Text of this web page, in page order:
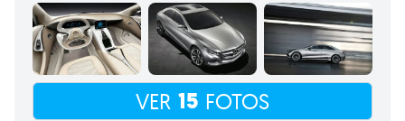
VER 15 FOTOS